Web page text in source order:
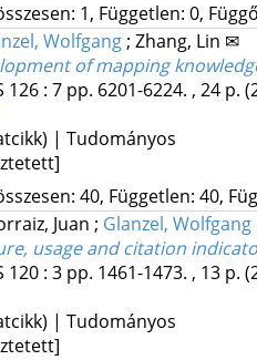
1, Független: 0,
Wolfgang; Zhang, Lin ✉
of mapping
126: 7 pp. 6201-6224. , 24 p.
| Tudományos
40, Független: 40,
Juan ; Glanzel,
usage and citation
120: 3 pp. 1461-1473. , 13 p.
| Tudományos